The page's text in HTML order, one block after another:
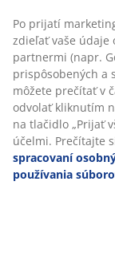
Po prijatí
zdieľať vaše údaje
partnermi (napr.
prispôsobených a
môžete prečítať v
odvolať kliknutím
na tlačidlo „Prijať
účelmi. Prečítajte
spracovaní
používania